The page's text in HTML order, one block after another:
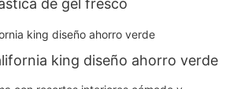
king diseño ahorro verde